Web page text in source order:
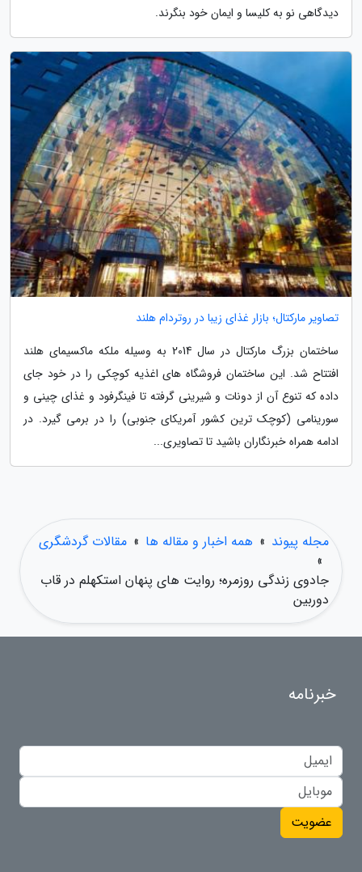
دیدگاهی نو به کلیسا و ایمان خود بنگرند.
تصاویر مارکتال؛ بازار غذای زیبا در روتردام هلند
ساختمان بزرگ مارکتال در سال 2014 به وسیله ملکه ماکسیمای هلند
افتتاح شد. این ساختمان فروشگاه های اغذیه کوچکی را در خود جای
داده که تنوع آن از دونات و شیرینی گرفته تا فینگرفود و غذای چینی و
سورینامی (کوچک ترین کشور آمریکای جنوبی) را در برمی گیرد. در
ادامه همراه خبرنگاران باشید تا تصاویری...
مجله پیوند » همه اخبار و مقاله ها » مقالات گردشگری
»
جادوی زندگی روزمره؛ روایت های پنهان استکهلم در قاب
دوربین
خبرنامه
عضویت